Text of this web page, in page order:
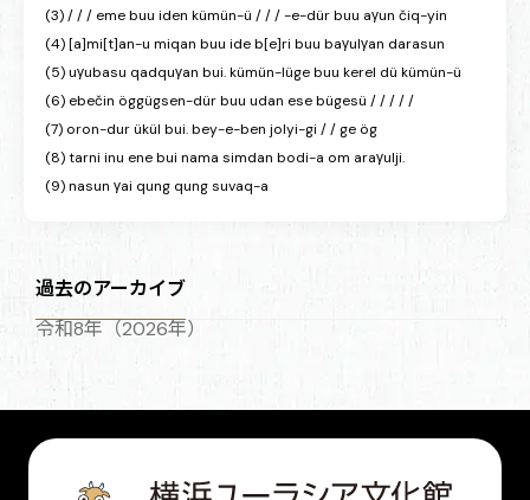
(3) / / / eme buu iden kümün-ü / / / -e-dür buu aγun čiq-yin
(4) [a]mi[t]an-u miqan buu ide b[e]ri buu baγulγan darasun
(5) uγubasu qadquγan bui. kümün-lüge buu kerel dü kümün-ü
(6) ebečin öggügsen-dür buu udan ese bügesü / / / / /
(7) oron-dur ükül bui. bey-e-ben jolyi-gi / / ge ög
(8) tarni inu ene bui nama simdan bodi-a om araγulji.
(9) nasun γai qung qung suvaq-a
過去のアーカイブ
令和8年（2026年）